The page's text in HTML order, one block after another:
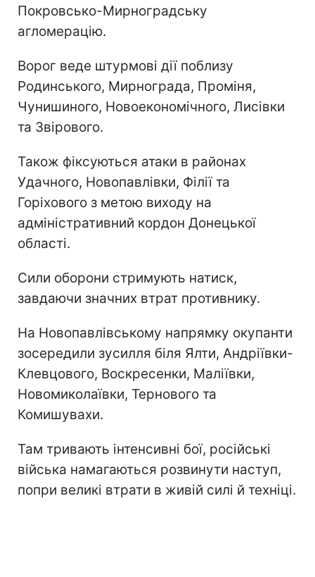
Покровсько-Мирноградську
агломерацію.
Ворог веде штурмові дії поблизу
Родинського, Мирнограда, Проміня,
Чунишиного, Новоекономічного, Лисівки
та Звірового.
Також фіксуються атаки в районах
Удачного, Новопавлівки, Філії та
Горіхового з метою виходу на
адміністративний кордон Донецької
області.
Сили оборони стримують натиск,
завдаючи значних втрат противнику.
На Новопавлівському напрямку окупанти
зосередили зусилля біля Ялти, Андріївки-
Клевцового, Воскресенки, Маліївки,
Новомиколаївки, Тернового та
Комишувахи.
Там тривають інтенсивні бої, російські
війська намагаються розвинути наступ,
попри великі втрати в живій силі й техніці.